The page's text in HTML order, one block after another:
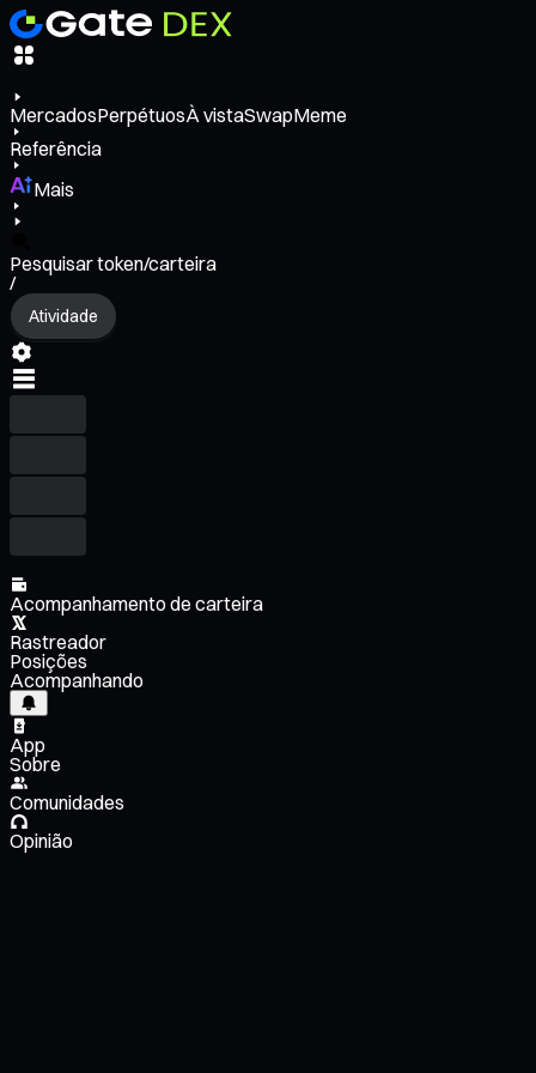
MercadosPerpétuosÀ vistaSwapMeme
Referência
Mais
Pesquisar token/carteira
/
Atividade
Acompanhamento de carteira
Rastreador
Posições
Acompanhando
App
Sobre
Comunidades
Opinião